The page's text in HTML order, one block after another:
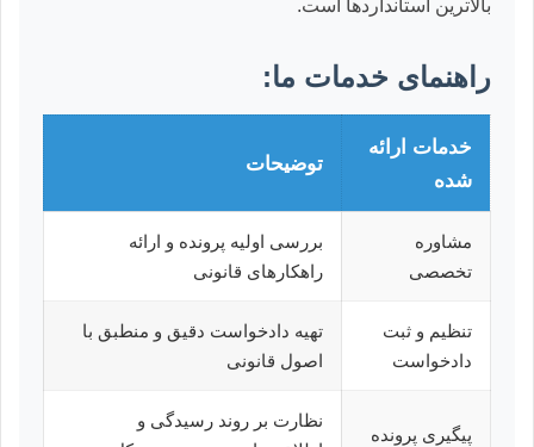
بالاترین استانداردها است.
راهنمای خدمات ما:
خدمات ارائه
شده
توضیحات
مشاوره
تخصصی
بررسی اولیه پرونده و ارائه
راهکارهای قانونی
تنظیم و ثبت
دادخواست
تهیه دادخواست دقیق و منطبق با
اصول قانونی
پیگیری پرونده
نظارت بر روند رسیدگی و